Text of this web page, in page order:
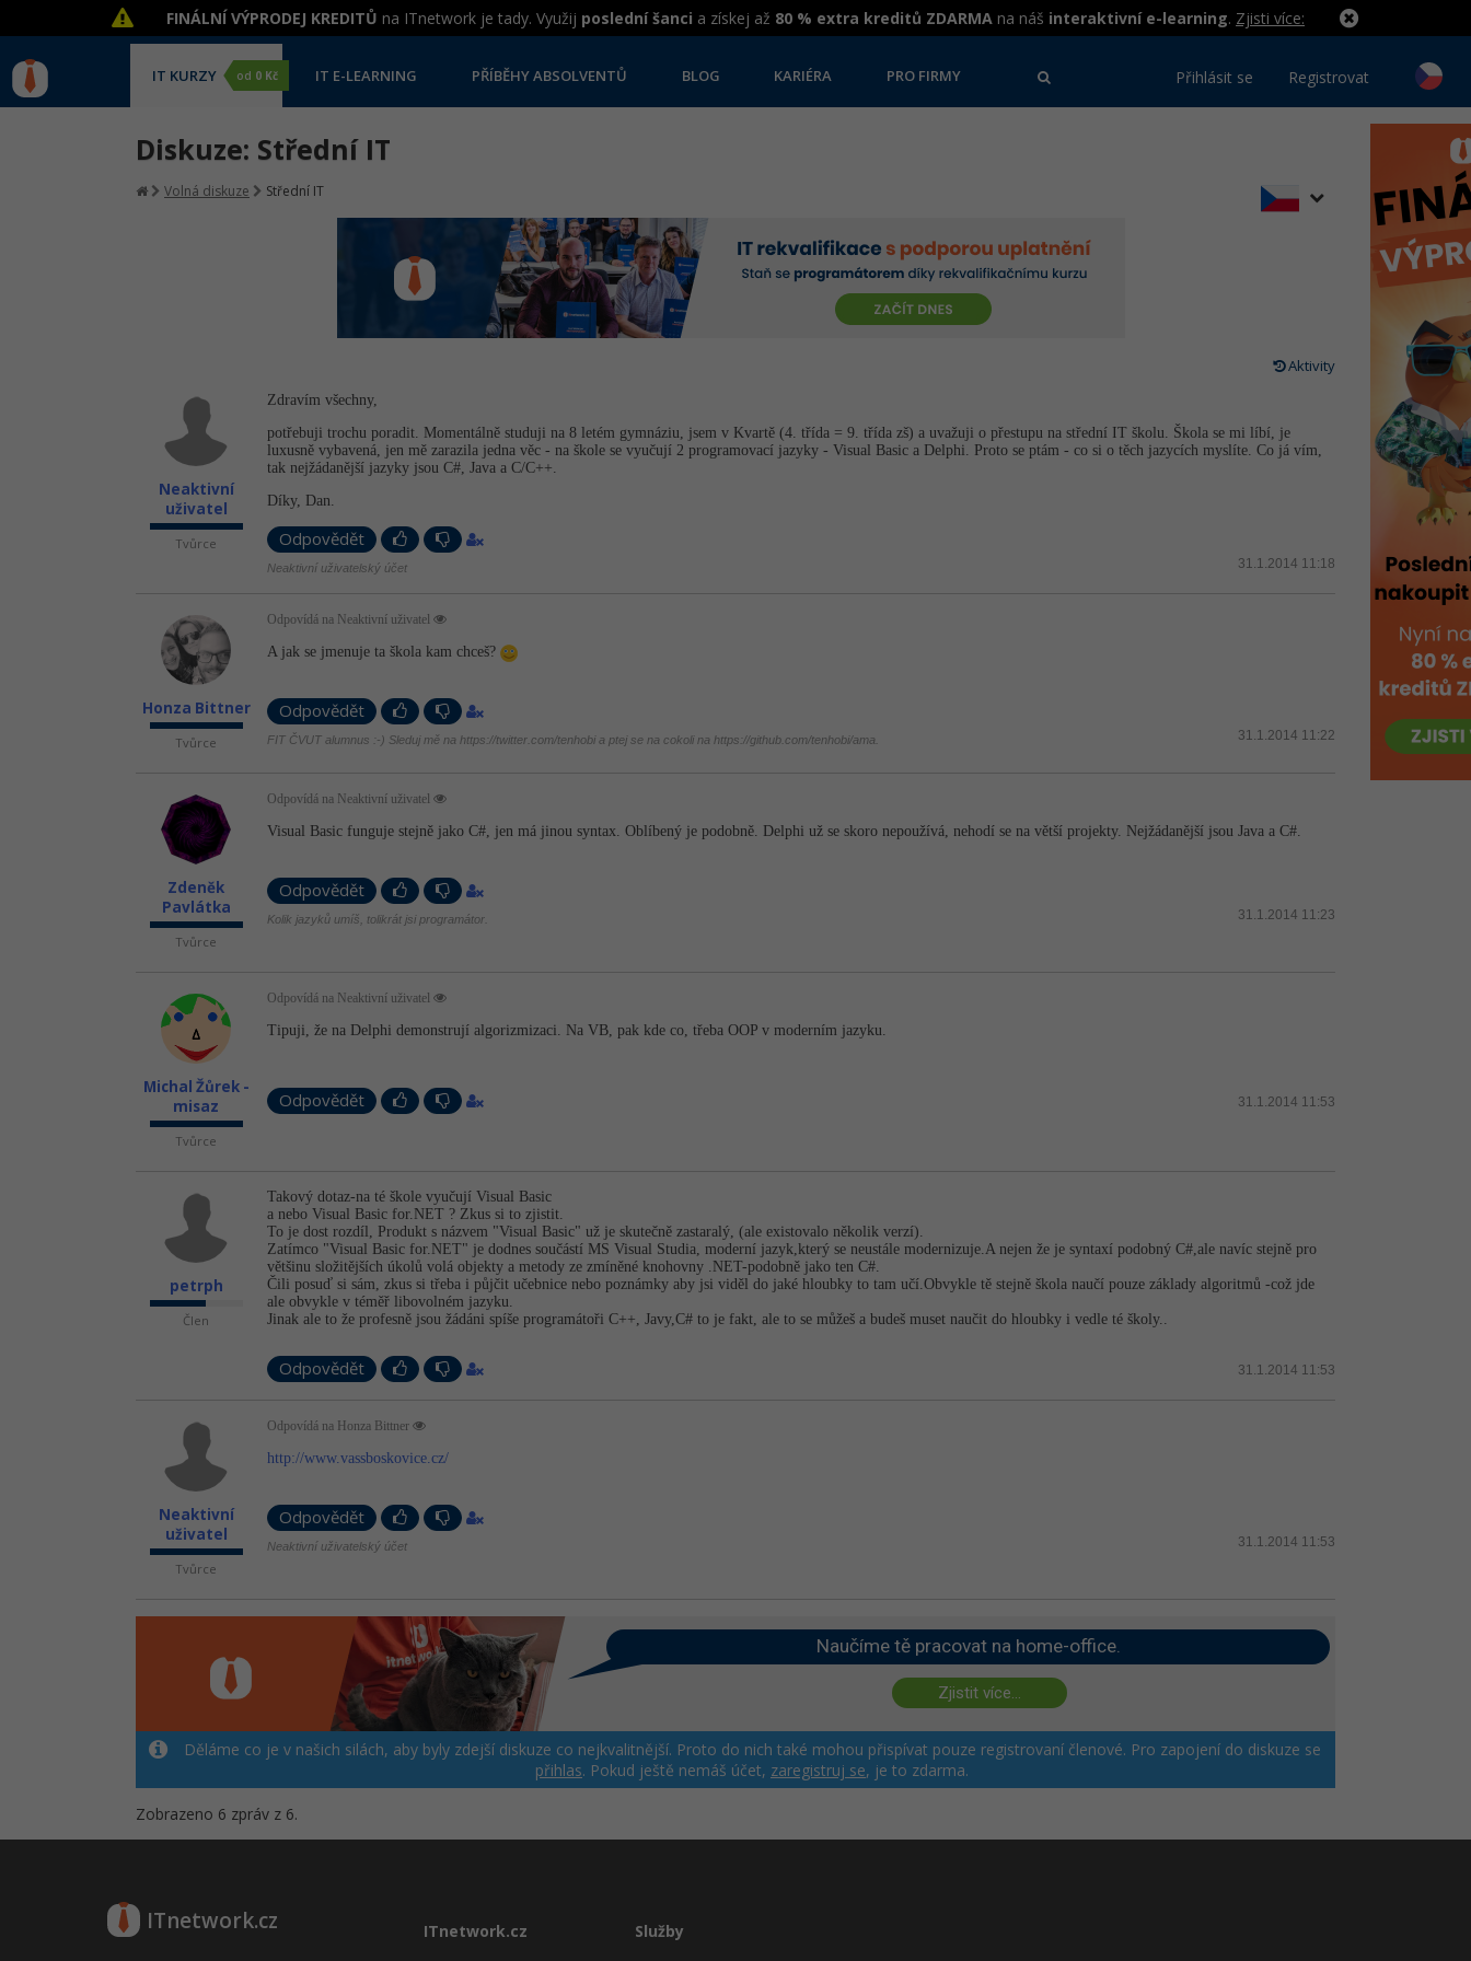
FINÁLNÍ VÝPRODEJ KREDITŮ na ITnetwork je tady. Využij poslední šanci a získej až 80 % extra kreditů ZDARMA na náš interaktivní e-learning. Zjisti více:
IT KURZY od 0 Kč IT E-LEARNING PŘÍBĚHY ABSOLVENTŮ BLOG KARIÉRA PRO FIRMY Přihlásit se Registrovat
Diskuze: Střední IT
Volná diskuze Střední IT
Aktivity
Neaktivní
uživatel
Tvůrce
Zdravím všechny,
potřebuji trochu poradit. Momentálně studuji na 8 letém gymnáziu, jsem v Kvartě (4. třída = 9. třída zš) a uvažuji o přestupu na střední IT školu. Škola se mi líbí, je
luxusně vybavená, jen mě zarazila jedna věc - na škole se vyučují 2 programovací jazyky - Visual Basic a Delphi. Proto se ptám - co si o těch jazycích myslíte. Co já vím,
tak nejžádanější jazyky jsou C#, Java a C/C++.
Díky, Dan.
Odpovědět
31.1.2014 11:18
Neaktivní uživatelský účet
Honza Bittner
Tvůrce
Odpovídá na Neaktivní uživatel
A jak se jmenuje ta škola kam chceš?
Odpovědět
31.1.2014 11:22
FIT ČVUT alumnus :-) Sleduj mě na https://twitter.com/tenhobi a ptej se na cokoli na https://github.com/tenhobi/ama.
Zdeněk
Pavlátka
Tvůrce
Odpovídá na Neaktivní uživatel
Visual Basic funguje stejně jako C#, jen má jinou syntax. Oblíbený je podobně. Delphi už se skoro nepoužívá, nehodí se na větší projekty. Nejžádanější jsou Java a C#.
Odpovědět
31.1.2014 11:23
Kolik jazyků umíš, tolikrát jsi programátor.
Michal Žůrek -
misaz
Tvůrce
Odpovídá na Neaktivní uživatel
Tipuji, že na Delphi demonstrují algorizmizaci. Na VB, pak kde co, třeba OOP v moderním jazyku.
Odpovědět 31.1.2014 11:53
petrph
Člen
Takový dotaz-na té škole vyučují Visual Basic
a nebo Visual Basic for.NET ? Zkus si to zjistit.
To je dost rozdíl, Produkt s názvem "Visual Basic" už je skutečně zastaralý, (ale existovalo několik verzí).
Zatímco "Visual Basic for.NET" je dodnes součástí MS Visual Studia, moderní jazyk,který se neustále modernizuje.A nejen že je syntaxí podobný C#,ale navíc stejně pro
většinu složitějších úkolů volá objekty a metody ze zmíněné knohovny .NET-podobně jako ten C#.
Čili posuď si sám, zkus si třeba i půjčit učebnice nebo poznámky aby jsi viděl do jaké hloubky to tam učí.Obvykle tě stejně škola naučí pouze základy algoritmů -což jde
ale obvykle v téměř libovolném jazyku.
Jinak ale to že profesně jsou žádáni spíše programátoři C++, Javy,C# to je fakt, ale to se můžeš a budeš muset naučit do hloubky i vedle té školy..
Odpovědět 31.1.2014 11:53
Neaktivní
uživatel
Tvůrce
Odpovídá na Honza Bittner
http://www.vassboskovice.cz/
Odpovědět
31.1.2014 11:53
Neaktivní uživatelský účet
Naučíme tě pracovat na home-office.
Zjistit více...
Děláme co je v našich silách, aby byly zdejší diskuze co nejkvalitnější. Proto do nich také mohou přispívat pouze registrovaní členové. Pro zapojení do diskuze se
přihlas. Pokud ještě nemáš účet, zaregistruj se, je to zdarma.
Zobrazeno 6 zpráv z 6.
ITnetwork.cz ITnetwork.cz Služby